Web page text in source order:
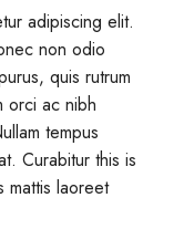
adipiscing elit.
non odio
quis rutrum
orci ac nibh
tempus
Curabitur this is
mattis laoreet